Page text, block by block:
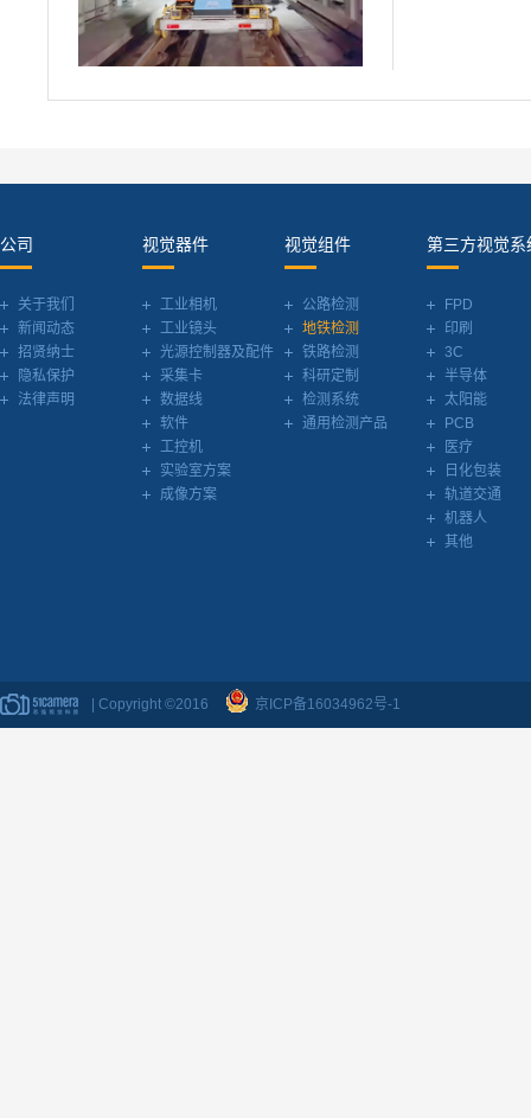
公司
关于我们
新闻动态
招贤纳士
隐私保护
法律声明
视觉器件
工业相机
工业镜头
光源控制器及配件
采集卡
数据线
软件
工控机
实验室方案
成像方案
视觉组件
公路检测
地铁检测
铁路检测
科研定制
检测系统
通用检测产品
第三方视觉系
FPD
印刷
3C
半导体
太阳能
PCB
医疗
日化包装
轨道交通
机器人
其他
| Copyright ©2016 京ICP备16034962号-1